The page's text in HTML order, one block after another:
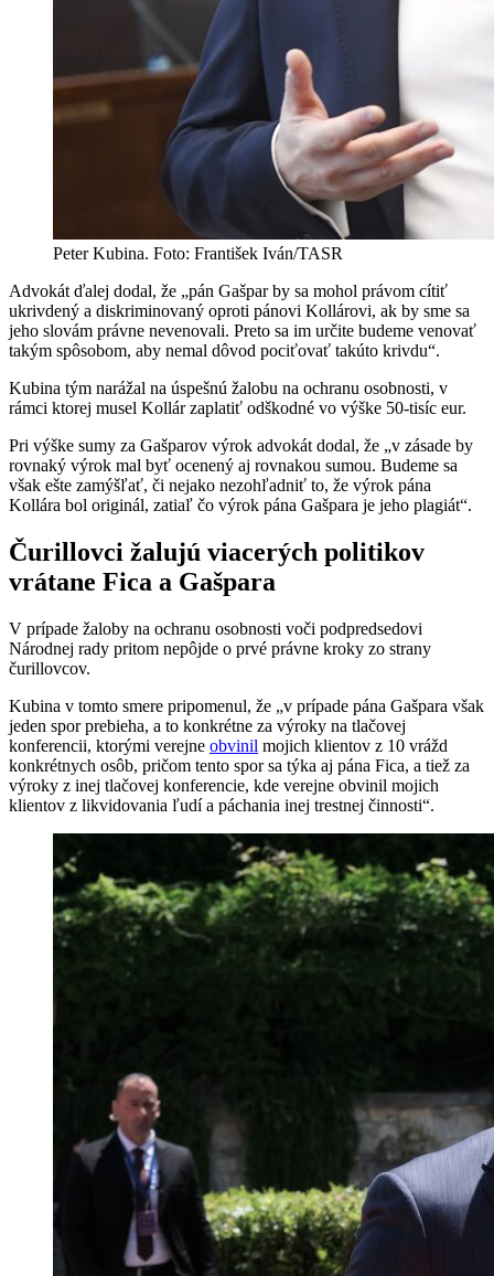
Peter Kubina. Foto: František Iván/TASR
Advokát ďalej dodal, že „pán Gašpar by sa mohol právom cítiť
ukrivdený a diskriminovaný oproti pánovi Kollárovi, ak by sme sa
jeho slovám právne nevenovali. Preto sa im určite budeme venovať
takým spôsobom, aby nemal dôvod pociťovať takúto krivdu“.
Kubina tým narážal na úspešnú žalobu na ochranu osobnosti, v
rámci ktorej musel Kollár zaplatiť odškodné vo výške 50-tisíc eur.
Pri výške sumy za Gašparov výrok advokát dodal, že „v zásade by
rovnaký výrok mal byť ocenený aj rovnakou sumou. Budeme sa
však ešte zamýšľať, či nejako nezohľadniť to, že výrok pána
Kollára bol originál, zatiaľ čo výrok pána Gašpara je jeho plagiát“.
Čurillovci žalujú viacerých politikov
vrátane Fica a Gašpara
V prípade žaloby na ochranu osobnosti voči podpredsedovi
Národnej rady pritom nepôjde o prvé právne kroky zo strany
čurillovcov.
Kubina v tomto smere pripomenul, že „v prípade pána Gašpara však
jeden spor prebieha, a to konkrétne za výroky na tlačovej
konferencii, ktorými verejne obvinil mojich klientov z 10 vrážd
konkrétnych osôb, pričom tento spor sa týka aj pána Fica, a tiež za
výroky z inej tlačovej konferencie, kde verejne obvinil mojich
klientov z likvidovania ľudí a páchania inej trestnej činnosti“.